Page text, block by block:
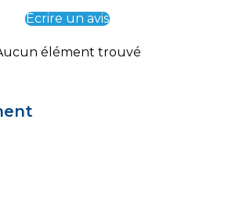
Écrire un avis
élément trouvé